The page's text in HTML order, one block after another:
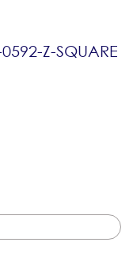
Z-SQUARE